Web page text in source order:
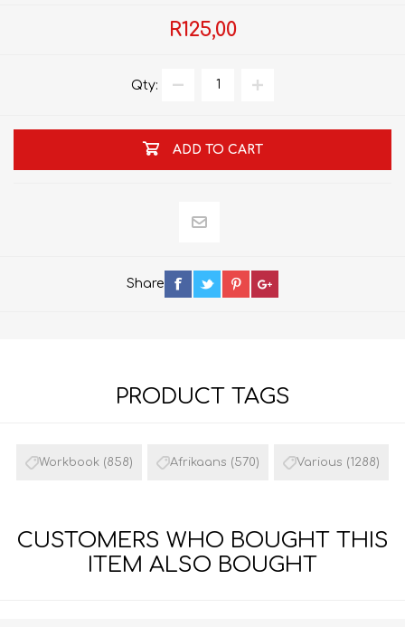
R125,00
Qty:
ADD TO CART
Share
PRODUCT TAGS
Workbook (858) Afrikaans (570) Various (1288)
CUSTOMERS WHO BOUGHT THIS
ITEM ALSO BOUGHT